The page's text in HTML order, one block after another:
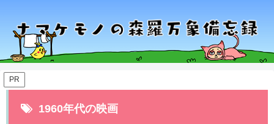
PR
1960年代の映画